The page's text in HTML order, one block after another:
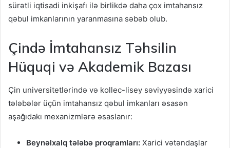
sürətli iqtisadi inkişafı ilə birlikdə daha çox imtahansız
qəbul imkanlarının yaranmasına səbəb olub.
Çində İmtahansız Təhsilin
Hüquqi və Akademik Bazası
Çin universitetlərində və kollec-lisey səviyyəsində xarici
tələbələr üçün imtahansız qəbul imkanları əsasən
aşağıdakı mexanizmlərə əsaslanır:
Beynəlxalq tələbə proqramları: Xarici vətəndaşlar